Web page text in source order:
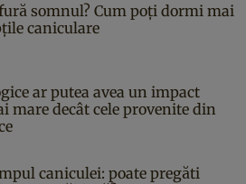
somnul? Cum poți dormi mai
caniculare
ar putea avea un impact
mare decât cele provenite din
caniculei: poate pregăti